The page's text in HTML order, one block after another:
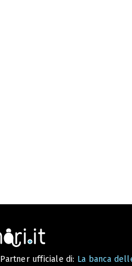
Partner ufficiale di: La banca